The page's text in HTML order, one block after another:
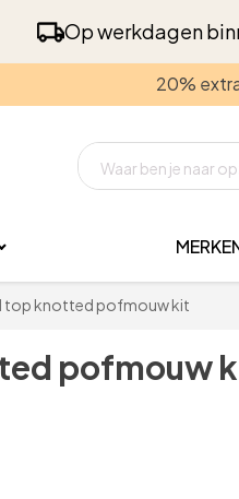
Op werkdagen
20%
top knotted pofmouw kit
pofmouw